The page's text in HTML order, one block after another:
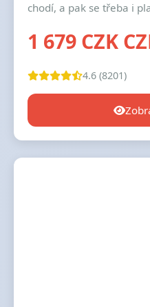
chodí, a pak se třeba i
1 679 CZK
4.6 (8201)